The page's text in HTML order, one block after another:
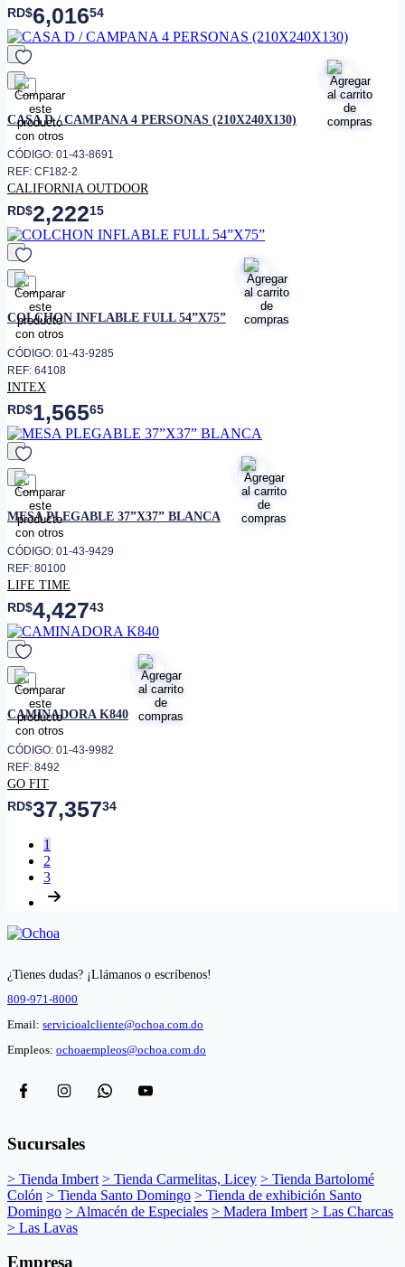
RD$6,01654
favorito
CASA D / CAMPANA 4 PERSONAS (210X240X130)
CÓDIGO: 01-43-8691
REF: CF182-2
CALIFORNIA OUTDOOR
RD$2,22215
favorito
COLCHON INFLABLE FULL 54”X75”
CÓDIGO: 01-43-9285
REF: 64108
INTEX
RD$1,56565
favorito
MESA PLEGABLE 37”X37” BLANCA
CÓDIGO: 01-43-9429
REF: 80100
LIFE TIME
RD$4,42743
favorito
CAMINADORA K840
CÓDIGO: 01-43-9982
REF: 8492
GO FIT
RD$37,35734
1
2
3
¿Tienes dudas? ¡Llámanos o escríbenos!
809-971-8000
Email: servicioalcliente@ochoa.com.do
Empleos: ochoaempleos@ochoa.com.do
Sucursales
> Tienda Imbert > Tienda Carmelitas, Licey > Tienda Bartolomé
Colón > Tienda Santo Domingo > Tienda de exhibición Santo
Domingo > Almacén de Especiales > Madera Imbert > Las Charcas
> Las Lavas
Empresa